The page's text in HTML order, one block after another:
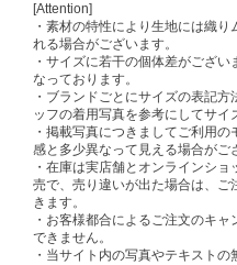
[Attention]
・素材の特性により生地には織
れる場合がございます。
・サイズに若干の個体差がござ
なっております。
・ブランドごとにサイズの表記
ッフの着用写真を参考にしてサイ
・掲載写真につきましてご利用
感と多少異なって見える場合がご
・在庫は実店舗とオンラインシ
売で、売り違いが出た場合は、
きます。
・お客様都合によるご注文のキ
できません。
・当サイト内の写真やテキストの